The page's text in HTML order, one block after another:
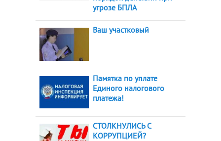
угрозе БПЛА
Ваш участковый
Памятка по уплате
Единого налогового
платежа!
СТОЛКНУЛИСЬ С
КОРРУПЦИЕЙ?